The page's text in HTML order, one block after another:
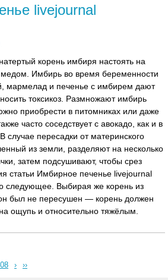
livejournal
корень имбиря настоять на
Имбирь во время беременности
мармелад и печенье с имбирем дают
токсикоз. Размножают имбирь
приобрести в питомниках или даже
часто соседствует с авокадо, как и в
пересадки от материнского
из земли, разделяют на несколько
затем подсушивают, чтобы срез
статьи Имбирное печенье livejournal
следующее. Выбирая же корень из
был не пересушен — корень должен
ощупь и относительно тяжёлым.
› ››